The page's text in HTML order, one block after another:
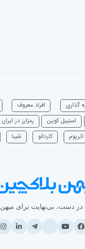
گذاری افراد معروف
استیبل کوین رمزارز در ایران
اتریوم ‌کاردانو شیبا
دست، بی‌نهایت برای میهن